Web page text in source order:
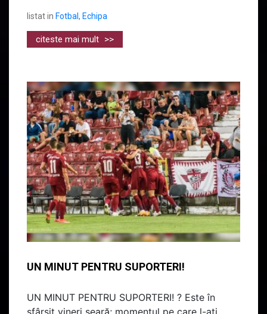
listat in Fotbal , Echipa
citeste mai mult >>
UN MINUT PENTRU SUPORTERI!
UN MINUT PENTRU SUPORTERI! ? Este în
sfârșit vineri seară; momentul pe care l-ați